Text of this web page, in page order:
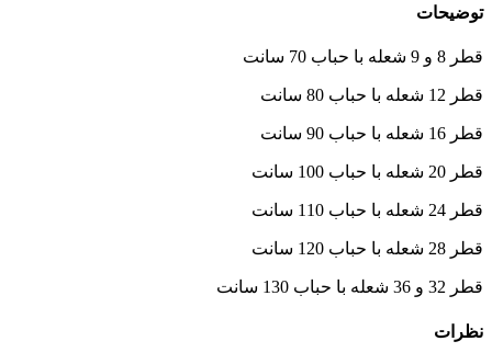
توضیحات
قطر 8 و 9 شعله با حباب 70 سانت
قطر 12 شعله با حباب 80 سانت
قطر 16 شعله با حباب 90 سانت
قطر 20 شعله با حباب 100 سانت
قطر 24 شعله با حباب 110 سانت
قطر 28 شعله با حباب 120 سانت
قطر 32 و 36 شعله با حباب 130 سانت
نظرات